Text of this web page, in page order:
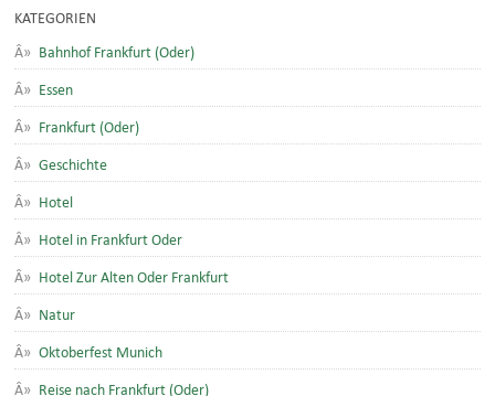
KATEGORIEN
Bahnhof Frankfurt (Oder)
Essen
Frankfurt (Oder)
Geschichte
Hotel
Hotel in Frankfurt Oder
Hotel Zur Alten Oder Frankfurt
Natur
Oktoberfest Munich
Reise nach Frankfurt (Oder)